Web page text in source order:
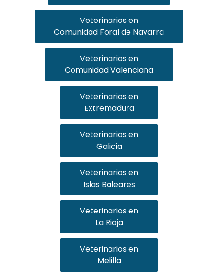
Veterinarios en
Comunidad Foral de Navarra
Veterinarios en
Comunidad Valenciana
Veterinarios en
Extremadura
Veterinarios en
Galicia
Veterinarios en
Islas Baleares
Veterinarios en
La Rioja
Veterinarios en
Melilla